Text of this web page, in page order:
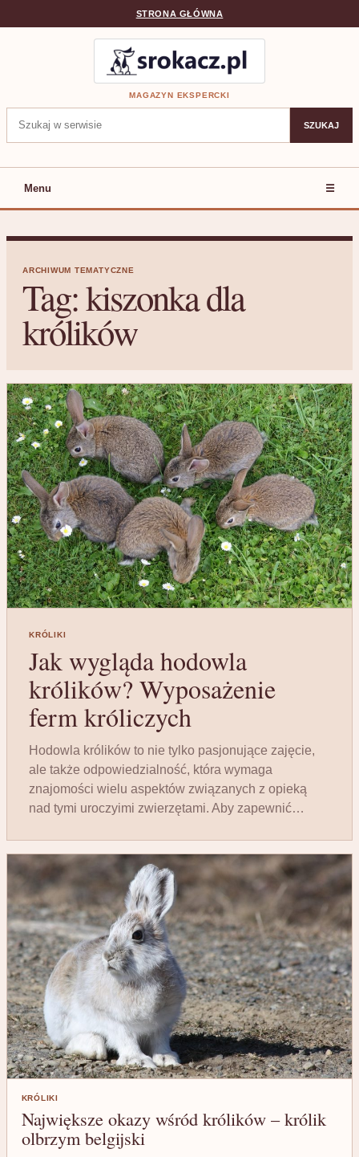
STRONA GŁÓWNA
MAGAZYN EKSPERCKI
Szukaj:
SZUKAJ
Menu ☰
ARCHIWUM TEMATYCZNE
Tag:kiszonka dla
królików
KRÓLIKI
Jak wygląda hodowla
królików? Wyposażenie
ferm króliczych
Hodowla królików to nie tylko pasjonujące zajęcie,
ale także odpowiedzialność, która wymaga
znajomości wielu aspektów związanych z opieką
nad tymi uroczyimi zwierzętami. Aby zapewnić…
KRÓLIKI
Największe okazy wśród królików – królik
olbrzym belgijski